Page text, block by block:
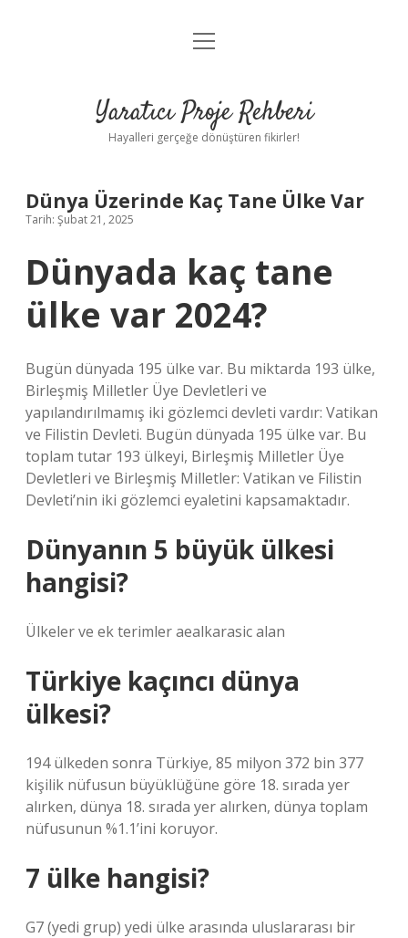
Anasayfa
Yasal Uyarı
menüyü
Yaratıcı Proje Rehberi
Hayalleri gerçeğe dönüştüren fikirler!
Dünya Üzerinde Kaç Tane Ülke Var
Tarih: Şubat 21, 2025
Dünyada kaç tane
ülke var 2024?
Bugün dünyada 195 ülke var. Bu miktarda 193 ülke,
Birleşmiş Milletler Üye Devletleri ve
yapılandırılmamış iki gözlemci devleti vardır: Vatikan
ve Filistin Devleti. Bugün dünyada 195 ülke var. Bu
toplam tutar 193 ülkeyi, Birleşmiş Milletler Üye
Devletleri ve Birleşmiş Milletler: Vatikan ve Filistin
Devleti’nin iki gözlemci eyaletini kapsamaktadır.
Dünyanın 5 büyük ülkesi
hangisi?
Ülkeler ve ek terimler aealkarasic alan
Türkiye kaçıncı dünya
ülkesi?
194 ülkeden sonra Türkiye, 85 milyon 372 bin 377
kişilik nüfusun büyüklüğüne göre 18. sırada yer
alırken, dünya 18. sırada yer alırken, dünya toplam
nüfusunun %1.1’ini koruyor.
7 ülke hangisi?
G7 (yedi grup) yedi ülke arasında uluslararası bir